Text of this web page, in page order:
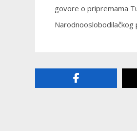
govore o pripremama